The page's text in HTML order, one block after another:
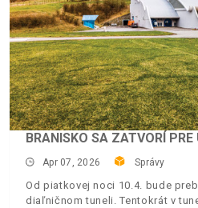
BRANISKO SA ZATVORÍ PRE
Apr 07, 2026 Správy
Od piatkovej noci 10.4. bude
diaľničnom tuneli. Tentokrát v